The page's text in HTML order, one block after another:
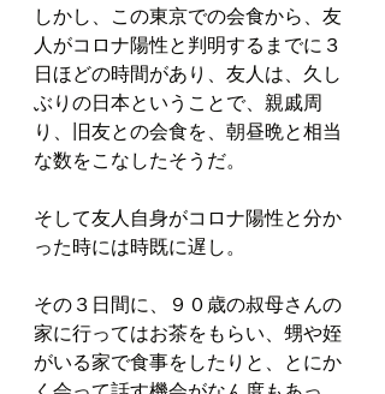
しかし、この東京での会食から、友
人がコロナ陽性と判明するまでに３
日ほどの時間があり、友人は、久し
ぶりの日本ということで、親戚周
り、旧友との会食を、朝昼晩と相当
な数をこなしたそうだ。
そして友人自身がコロナ陽性と分か
った時には時既に遅し。
その３日間に、９０歳の叔母さんの
家に行ってはお茶をもらい、甥や姪
がいる家で食事をしたりと、とにか